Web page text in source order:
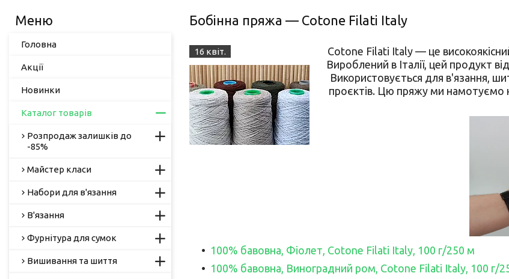
Бобінна пряжа — Cotone Filati Italy
16 квіт.
Cotone Filati Italy — це
Вироблений в Італії, цей продукт
Використовується для в'язання,
проєктів. Цю пряжу ми намотуємо
100% бавовна, Фіолет, Cotone Filati Italy, 100 г/250 м
100% бавовна, Виноградний ром, Cotone Filati Italy, 100 г/
Головна
Акції
Новинки
Каталог товарів
Розпродаж залишків до
-85%
Майстер класи
Набори для в'язання
В'язання
Фурнітура для сумок
Вишивання та шиття